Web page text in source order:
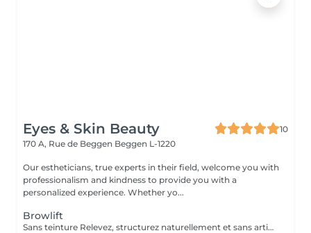
Eyes & Skin Beauty
10
170 A, Rue de Beggen Beggen L-1220
Our estheticians, true experts in their field, welcome you with
professionalism and kindness to provide you with a
personalized experience. Whether yo...
Browlift
Sans teinture Relevez, structurez naturellement et sans artifices vos sourcils pour un effet regard rajeunit et plus ouvert.